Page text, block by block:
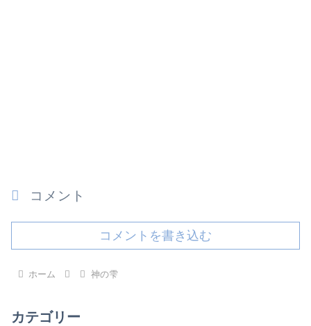
コメント
コメントを書き込む
ホーム 神の雫
カテゴリー